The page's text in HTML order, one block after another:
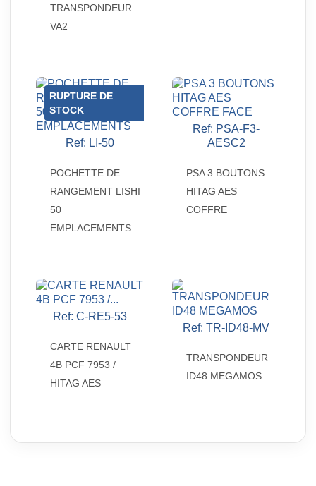
TRANSPONDEUR
VA2
Aperçu rapide
Ref: LI-50
POCHETTE DE
RANGEMENT LISHI
50
EMPLACEMENTS
RUPTURE DE
STOCK
 Aperçu rapide
Ref: PSA-F3-
AESC2
PSA 3 BOUTONS
HITAG AES
COFFRE
 Aperçu rapide
Ref: C-RE5-53
CARTE RENAULT
4B PCF 7953 /
HITAG AES
 Aperçu rapide
Ref: TR-ID48-MV
TRANSPONDEUR
ID48 MEGAMOS